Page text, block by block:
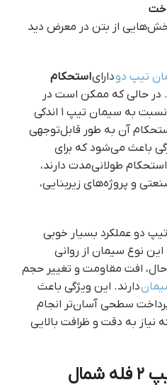
از بتن در معرض دید
تیپ دودارایاستحکام
حالی که ممکن است در
روزهای ابتدایی مقاومت آن نسبت به سیمان تیپ ۱ اندکی
آن به طور قابل‌توجهی
باعث می‌شود که برای
طولانی‌مدت دارند،
و پروژه‌های زیربنایی،
دو عملکرد بسیار خوبی
نوع سیمان از روانی
افت مقاومت و تغییر حجم
دارند. این ویژگی باعث
سطحی آسان‌تر انجام
نیاز به دقت و ظرافت بالایی